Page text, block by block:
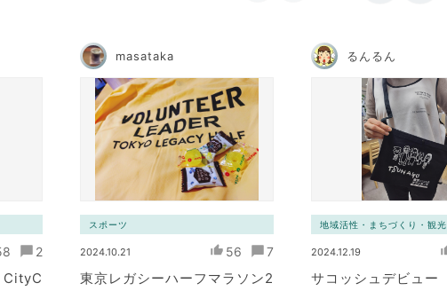
2
masataka
スポーツ
2024.10.21 56 7
東京レガシーハーフマラソン2
るんるん
地域活性・まちづくり・観光
2024.12.19
サコッシュデビュー